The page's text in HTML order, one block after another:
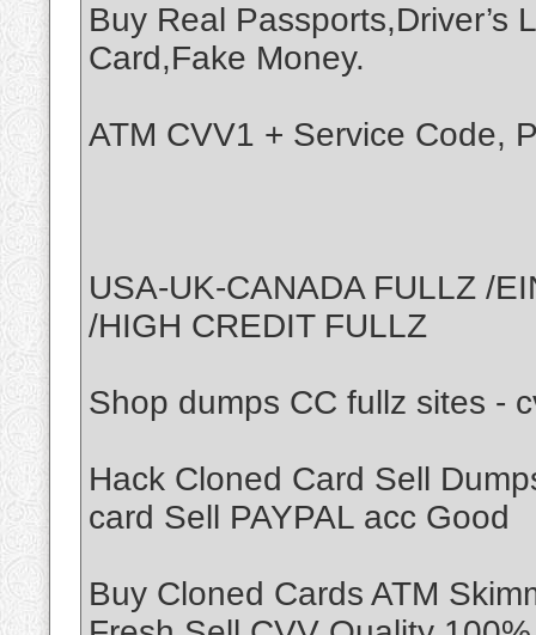
Buy Real Passports,Driver’s
Card,Fake Money.
ATM CVV1 + Service Code,
USA-UK-CANADA FULLZ /
/HIGH CREDIT FULLZ
Shop dumps CC fullz sites -
Hack Cloned Card Sell
card Sell PAYPAL acc Good
Buy Cloned Cards ATM